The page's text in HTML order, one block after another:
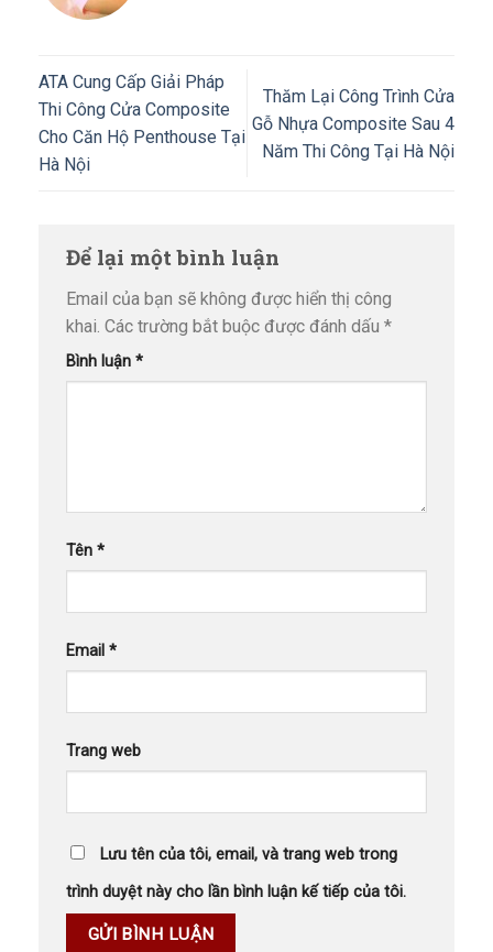
ATA Cung Cấp Giải Pháp
Thi Công Cửa Composite
Cho Căn Hộ Penthouse Tại
Hà Nội
Thăm Lại Công Trình Cửa
Gỗ Nhựa Composite Sau 4
Năm Thi Công Tại Hà Nội
Để lại một bình luận
Email của bạn sẽ không được hiển thị công
khai. Các trường bắt buộc được đánh dấu *
Bình luận *
Tên *
Email *
Trang web
Lưu tên của tôi, email, và trang web trong
trình duyệt này cho lần bình luận kế tiếp của tôi.